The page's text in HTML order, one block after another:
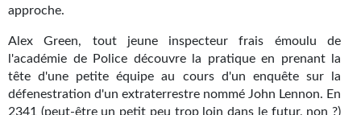
BIFROST
Tous les numéros
En numérique
approche.
Alex Green, tout jeune inspecteur frais émoulu de
l'académie de Police découvre la pratique en prenant la
tête d'une petite équipe au cours d'un enquête sur la
défenestration d'un extraterrestre nommé John Lennon. En
2341 (peut-être un petit peu trop loin dans le futur, non ?)